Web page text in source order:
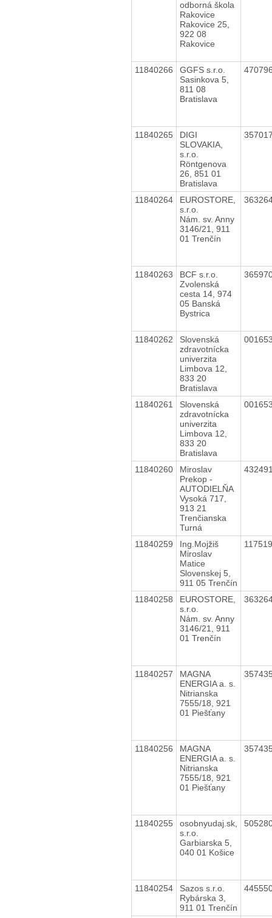
odborná škola
Rakovice
Rakovice 25,
922 08
Rakovice
11840266
GGFS s.r.o.
Sasinkova 5,
811 08
Bratislava
11840265
DIGI
SLOVAKIA,
s.r.o.
Röntgenova
26, 851 01
Bratislava
11840264
EUROSTORE,
s.r.o.
Nám. sv. Anny
3146/21, 911
01 Trenčín
11840263
BCF s.r.o.
Zvolenská
cesta 14, 974
05 Banská
Bystrica
11840262
Slovenská
zdravotnícka
univerzita
Limbova 12,
833 20
Bratislava
11840261
Slovenská
zdravotnícka
univerzita
Limbova 12,
833 20
Bratislava
11840260
Miroslav
Prekop -
AUTODIELŇA
Vysoká 717,
913 21
Trenčianska
Turná
11840259
Ing.Mojžiš
Miroslav
Matice
Slovenskej 5,
911 05 Trenčín
11840258
EUROSTORE,
s.r.o.
Nám. sv. Anny
3146/21, 911
01 Trenčín
11840257
MAGNA
ENERGIA a. s.
Nitrianska
7555/18, 921
01 Piešťany
11840256
MAGNA
ENERGIA a. s.
Nitrianska
7555/18, 921
01 Piešťany
11840255
osobnyudaj.sk,
s.r.o.
Garbiarska 5,
040 01 Košice
11840254
Sazos s.r.o.
Rybárska 3,
911 01 Trenčín